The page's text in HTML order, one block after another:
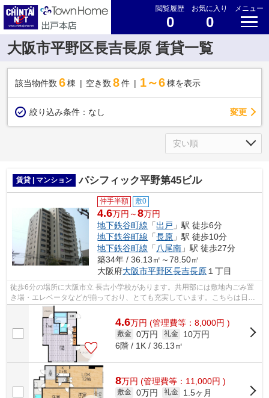
閲覧履歴
0
お気に入り
0
メニュー
大阪市平野区長吉長原 賃貸一覧
該当物件数 6棟 空き数 8 件 1～6 棟を表示
絞り込み条件： なし 変更
賃貸 | マンション パシフィック平野第45ビル
仲手半額 敷0
4.6万円～8万円
地下鉄谷町線 「出戸 」駅 徒歩6分
地下鉄谷町線 「長原 」駅 徒歩10分
地下鉄谷町線 「八尾南 」駅 徒歩27分
築34年 / 36.13㎡～78.50㎡
大阪府大阪市平野区長吉長原１丁目
徒歩6分の場所に大阪市立 長吉小学校があります。共用部には敷地内ごみ置
き場・エレベータなどが揃っており、とても充実しています。こちらは日当
たりが良好な物件です。こちらの物件...
4.6万円 (管理費等：8,000円 )
敷金 0万円 礼金
10万円
6階 / 1K / 36.13㎡
8万円 (管理費等：11,000円 )
敷金 0万円 礼金
1.5ヶ月